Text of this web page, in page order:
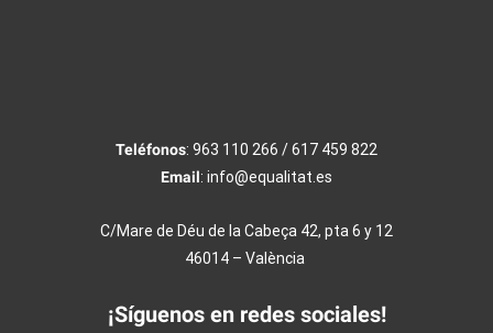
Teléfonos: 963 110 266 / 617 459 822
Email: info@equalitat.es
C/Mare de Déu de la Cabeça 42, pta 6 y 12
46014 – València
¡Síguenos en redes sociales!